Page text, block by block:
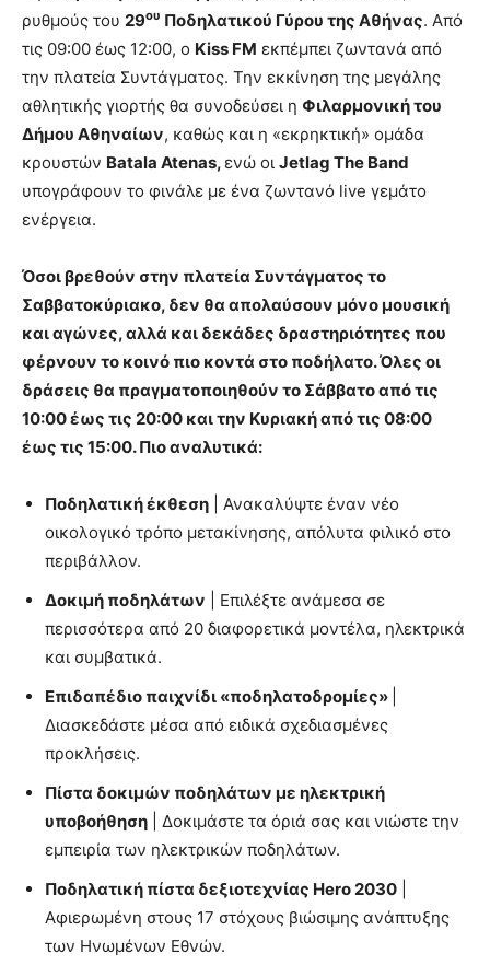
ρυθμούς του 29ου Ποδηλατικού Γύρου της Αθήνας. Από
τις 09:00 έως 12:00, ο Kiss FM εκπέμπει ζωντανά από
την πλατεία Συντάγματος. Την εκκίνηση της μεγάλης
αθλητικής γιορτής θα συνοδεύσει η Φιλαρμονική του
Δήμου Αθηναίων, καθώς και η «εκρηκτική» ομάδα
κρουστών Batala Atenas,ενώ οι Jetlag The Band
υπογράφουν το φινάλε με ένα ζωντανό live γεμάτο
ενέργεια.
Όσοι βρεθούν στην πλατεία Συντάγματος το
Σαββατοκύριακο, δεν θα απολαύσουν μόνο μουσική
και αγώνες, αλλά και δεκάδες δραστηριότητες που
φέρνουν το κοινό πιο κοντά στο ποδήλατο. Όλες οι
δράσεις θα πραγματοποιηθούν το Σάββατο από τις
10:00 έως τις 20:00 και την Κυριακή από τις 08:00
έως τις 15:00. Πιο αναλυτικά:
Ποδηλατική έκθεση | Ανακαλύψτε έναν νέο
οικολογικό τρόπο μετακίνησης, απόλυτα φιλικό στο
περιβάλλον.
Δοκιμή ποδηλάτων | Επιλέξτε ανάμεσα σε
περισσότερα από 20 διαφορετικά μοντέλα, ηλεκτρικά
και συμβατικά.
Επιδαπέδιο παιχνίδι «ποδηλατοδρομίες»
Διασκεδάστε μέσα από ειδικά σχεδιασμένες
προκλήσεις.
Πίστα δοκιμών ποδηλάτων με ηλεκτρική
υποβοήθηση | Δοκιμάστε τα όριά σας και νιώστε την
εμπειρία των ηλεκτρικών ποδηλάτων.
Ποδηλατική πίστα δεξιοτεχνίας Hero 2030
Αφιερωμένη στους 17 στόχους βιώσιμης ανάπτυξης
των Ηνωμένων Εθνών.